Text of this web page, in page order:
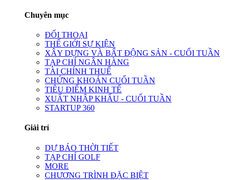
Chuyên mục
ĐỐI THOẠI
THẾ GIỚI SỰ KIỆN
XÂY DỰNG VÀ BẤT ĐỘNG SẢN - CUỐI TUẦN
TẠP CHÍ NGÂN HÀNG
TÀI CHÍNH THUẾ
CHỨNG KHOÁN CUỐI TUẦN
TIÊU ĐIỂM KINH TẾ
XUẤT NHẬP KHẨU - CUỐI TUẦN
STARTUP 360
Giải trí
DỰ BÁO THỜI TIẾT
TẠP CHÍ GOLF
MORE
CHƯƠNG TRÌNH ĐẶC BIỆT